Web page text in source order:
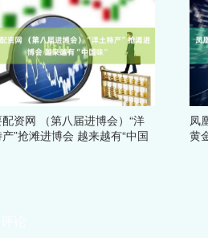
资网 （第八届进博会）“洋
”抢滩进博会 越来越有“中国
凤
黄